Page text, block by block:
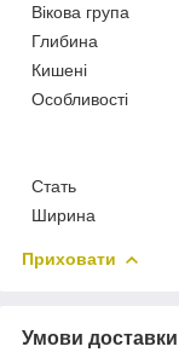
Вікова група
Глибина
Кишені
Особливості
Стать
Ширина
Приховати
Умови доставки